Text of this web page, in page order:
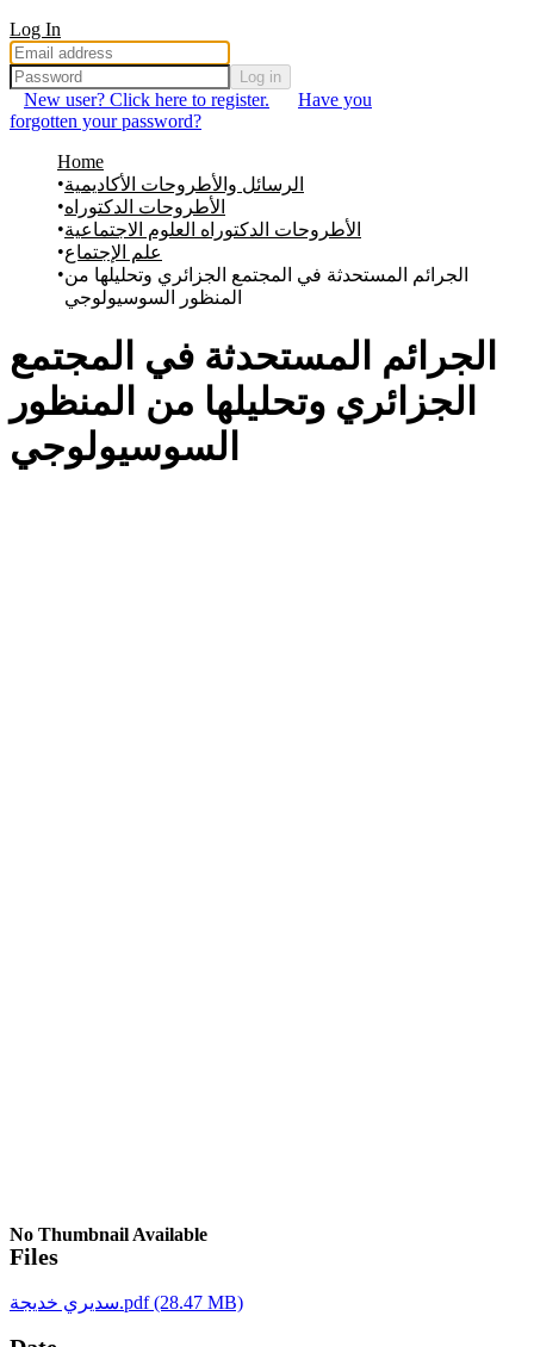
Log In
Log in
New user? Click here to register.
Have you
forgotten your password?
Home
الرسائل والأطروحات الأكاديمية
الأطروحات الدكتوراه
الأطروحات الدكتوراه العلوم الاجتماعية
علم الإجتماع
الجرائم المستحدثة في المجتمع الجزائري وتحليلها من
المنظور السوسيولوجي
الجرائم المستحدثة في المجتمع
الجزائري وتحليلها من المنظور
السوسيولوجي
No Thumbnail Available
Files
سديري خديجة.pdf(28.47 MB)